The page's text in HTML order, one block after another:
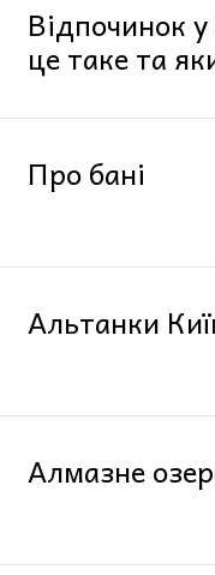
Відпочинок
це таке та
Про бані
Альтанки
Алмазне